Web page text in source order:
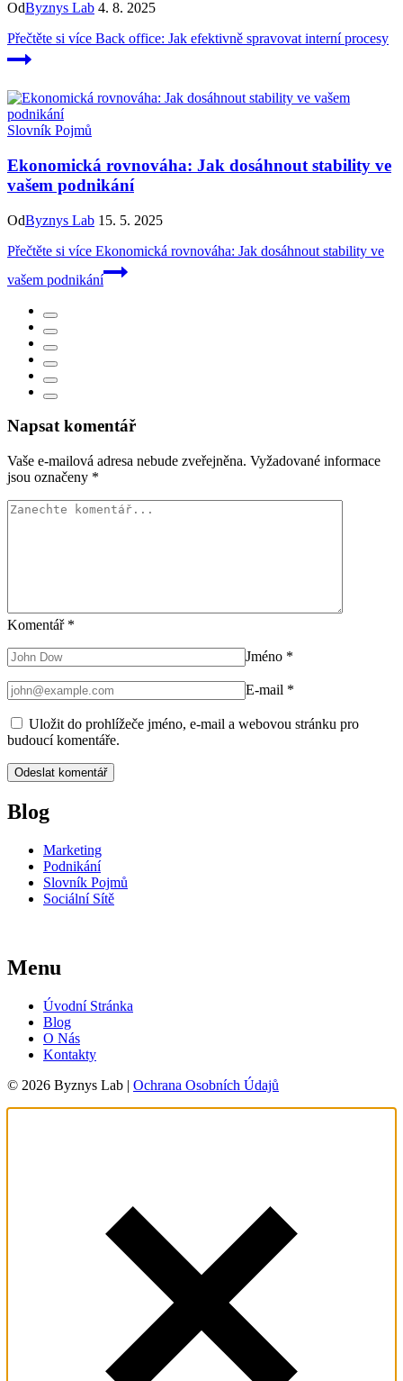
OdByznys Lab 4. 8. 2025
Přečtěte si více Back office: Jak efektivně spravovat interní procesy
Slovník Pojmů
Ekonomická rovnováha: Jak dosáhnout stability ve
vašem podnikání
OdByznys Lab 15. 5. 2025
Přečtěte si více Ekonomická rovnováha: Jak dosáhnout stability ve
vašem podnikání
Napsat komentář
Vaše e-mailová adresa nebude zveřejněna. Vyžadované informace
jsou označeny *
Komentář *
Jméno *
E-mail *
Uložit do prohlížeče jméno, e-mail a webovou stránku pro
budoucí komentáře.
Blog
Marketing
Podnikání
Slovník Pojmů
Sociální Sítě
Menu
Úvodní Stránka
Blog
O Nás
Kontakty
© 2026 Byznys Lab | Ochrana Osobních Údajů